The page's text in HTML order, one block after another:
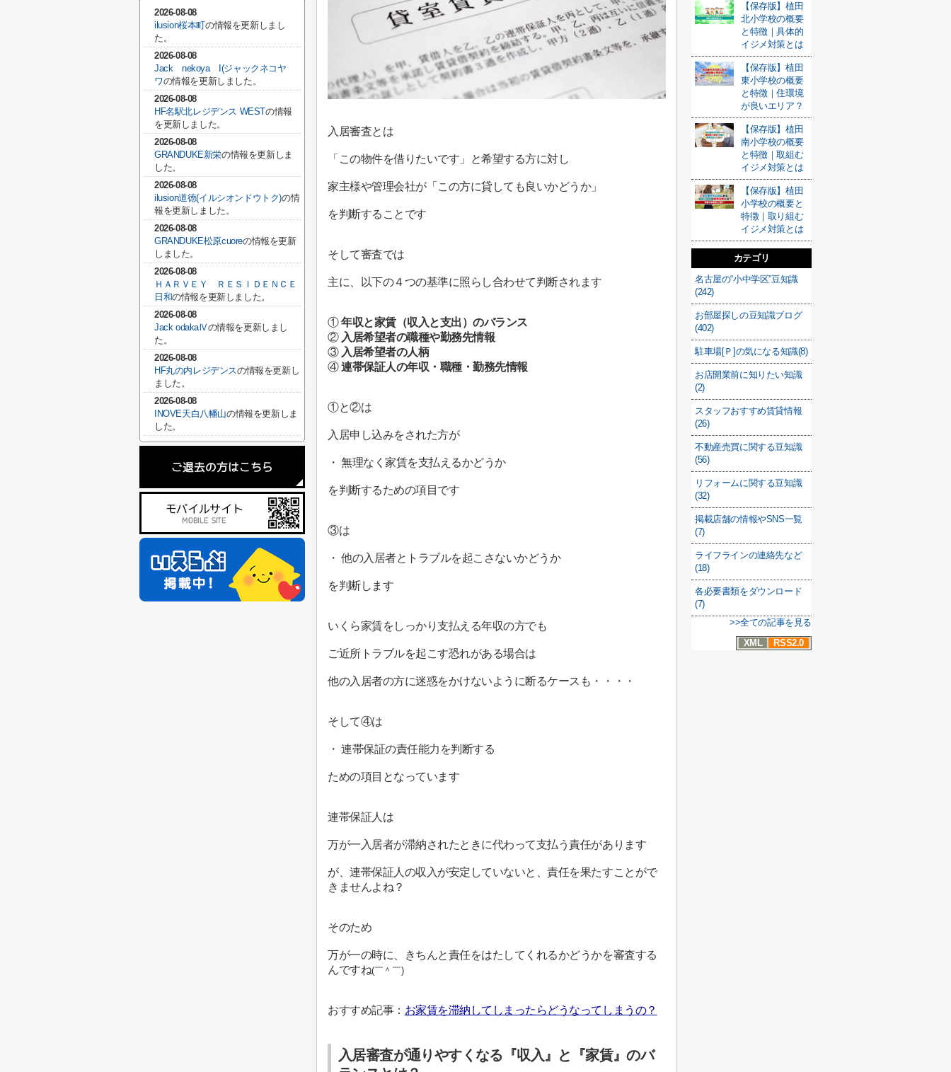
入居審査とは
「この物件を借りたいです」 と希望する方に対し
家主様や管理会社が「この方に貸しても良いかどうか」
を判断することです
そして審査では
主に、以下の４つの基準に照らし合わせて判断されます
①年収と家賃（収入と支出）のバランス
② 入居希望者の職種や勤務先情報
③ 入居希望者の人柄
④連帯保証人の年収・職種・勤務先情報
①と②は
入居申し込みをされた方が
・ 無理なく家賃を支払えるかどうか
を判断するための項目です
③は
・ 他の入居者とトラブルを起こさないかどうか
を判断します
いくら家賃をしっかり支払える年収の方でも
ご近所トラブルを起こす恐れがある場合は
他の入居者の方に迷惑をかけないように断るケースも・・・・
そして④は
・ 連帯保証の責任能力を判断する
ための項目となっています
連帯保証人は
万が一入居者が滞納されたときに代わって支払う責任があります
が、連帯保証人の収入が安定していないと、責任を果たすことがで
きませんよね？
そのため
万が一の時に、きちんと責任をはたしてくれるかどうかを審査する
んですね(￣＾￣)
おすすめ記事： お家賃を滞納してしまったらどうなってしまうの？
入居審査が通りやすくなる『収入』と『家賃』のバ
【保存版】植田
北小学校の概要
と特徴｜具体的
イジメ対策とは
【保存版】植田
東小学校の概要
と特徴｜住環境
が良いエリア？
【保存版】植田
南小学校の概要
と特徴｜取組む
イジメ対策とは
【保存版】植田
小学校の概要と
特徴｜取り組む
イジメ対策とは
カテゴリ
名古屋の“小中学区”豆知識
(242)
お部屋探しの豆知識ブログ
(402)
駐車場[Ｐ]の気になる知識(8)
お店開業前に知りたい知識
(2)
スタッフおすすめ賃貸情報
(26)
不動産売買に関する豆知識
(56)
リフォームに関する豆知識
(32)
掲載店舗の情報やSNS一覧
(7)
ライフラインの連絡先など
(18)
各必要書類をダウンロード
(7)
>>全ての記事を見る
XML
RSS2.0
2026-08-08
ilusion桜本町の情報を更新しまし
た。
2026-08-08
Jack nekoya I(ジャックネコヤ
ワの情報を更新しました。
2026-08-08
HF名駅北レジデンス WESTの情報
を更新しました。
2026-08-08
GRANDUKE新栄の情報を更新しま
した。
2026-08-08
ilusion道徳(イルシオンドウトク)の情
報を更新しました。
2026-08-08
GRANDUKE松原cuoreの情報を更新
しました。
2026-08-08
ＨＡＲＶＥＹ ＲＥＳＩＤＥＮＣＥ
日和の情報を更新しました。
2026-08-08
Jack odakaⅣの情報を更新しまし
た。
2026-08-08
HF丸の内レジデンスの情報を更新し
ました。
2026-08-08
INOVE天白八幡山の情報を更新しま
した。